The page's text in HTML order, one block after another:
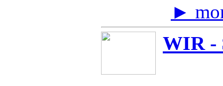
►
WIR -